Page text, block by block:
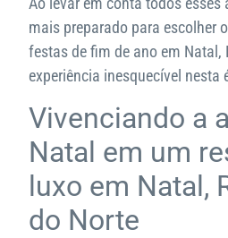
mais preparado para escolher
festas de fim de ano em Natal,
experiência inesquecível nesta
Vivenciando a
Natal em um
luxo em Natal,
do Norte